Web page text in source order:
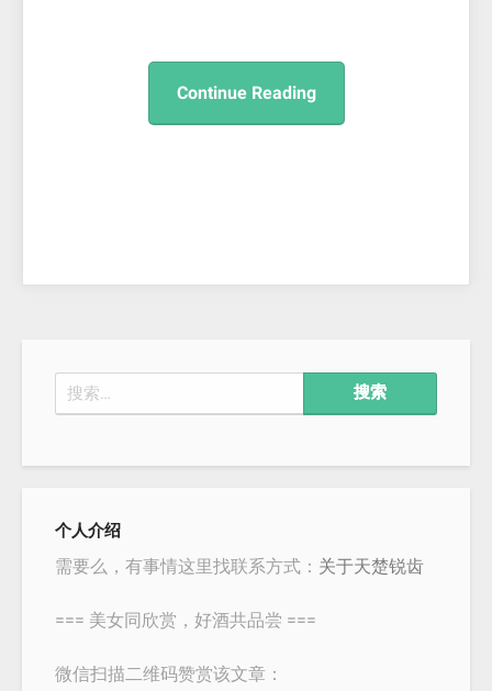
Continue Reading
索：
个人介绍
需要么，有事情这里找联系方式： 关于天楚锐齿
=== 美女同欣赏，好酒共品尝 ===
微信扫描二维码赞赏该文章：